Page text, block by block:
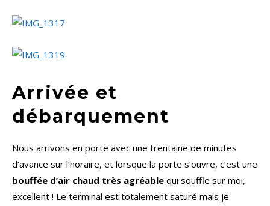
Arrivée et
débarquement
Nous arrivons en porte avec une trentaine de minutes
d’avance sur l’horaire, et lorsque la porte s’ouvre, c’est une
bouffée d’air chaud très agréable qui souffle sur moi,
excellent ! Le terminal est totalement saturé mais je